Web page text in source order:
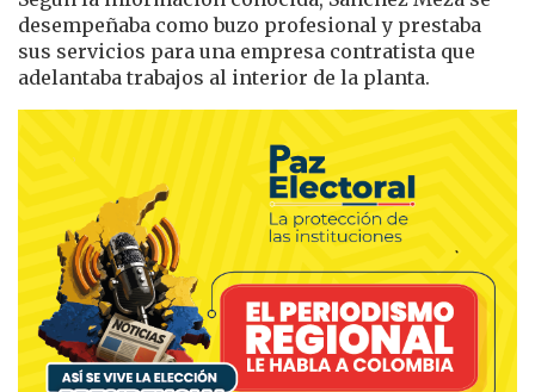
desempeñaba como buzo profesional y prestaba
sus servicios para una empresa contratista que
adelantaba trabajos al interior de la planta.